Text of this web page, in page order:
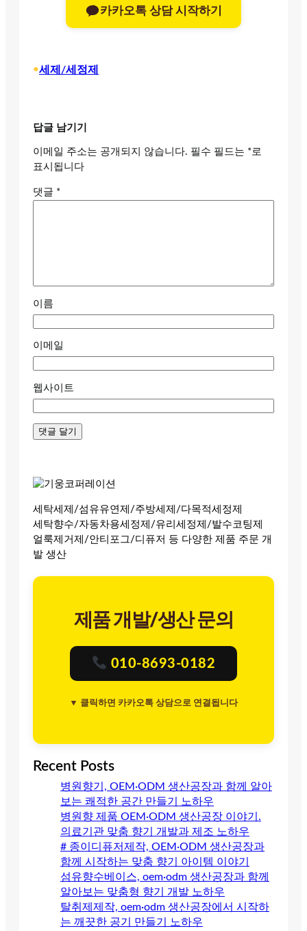
카카오톡 상담 시작하기
•세제/세정제
답글 남기기
이메일 주소는 공개되지 않습니다. 필수 필드는 *로
표시됩니다
댓글 *
이름
이메일
웹사이트
세탁세제/섬유유연제/주방세제/다목적세정제
세탁향수/자동차용세정제/유리세정제/발수코팅제
얼룩제거제/안티포그/디퓨저 등 다양한 제품 주문 개
발 생산
제품 개발/생산 문의
010-8693-0182
▼ 클릭하면 카카오톡 상담으로 연결됩니다
Recent Posts
병원향기, OEM·ODM 생산공장과 함께 알아
보는 쾌적한 공간 만들기 노하우
병원향 제품 OEM·ODM 생산공장 이야기.
의료기관 맞춤 향기 개발과 제조 노하우
# 종이디퓨저제작, OEM·ODM 생산공장과
함께 시작하는 맞춤 향기 아이템 이야기
섬유향수베이스, oem·odm 생산공장과 함께
알아보는 맞춤형 향기 개발 노하우
탈취제제작, oem·odm 생산공장에서 시작하
는 깨끗한 공기 만들기 노하우